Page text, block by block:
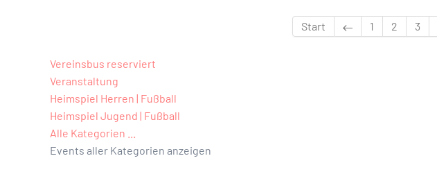
Start
1 2 3
Vereinsbus reserviert
Veranstaltung
Heimspiel Herren | Fußball
Heimspiel Jugend | Fußball
Alle Kategorien ...
Events aller Kategorien anzeigen